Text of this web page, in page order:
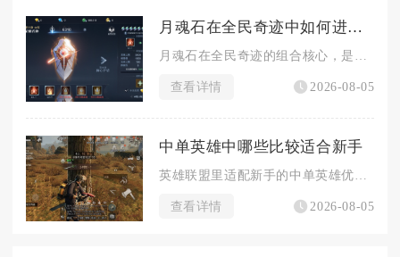
月魂石在全民奇迹中如何进行组合
查看详情 2026-08-05
中单英雄中哪些比较适合新手
查看详情 2026-08-05